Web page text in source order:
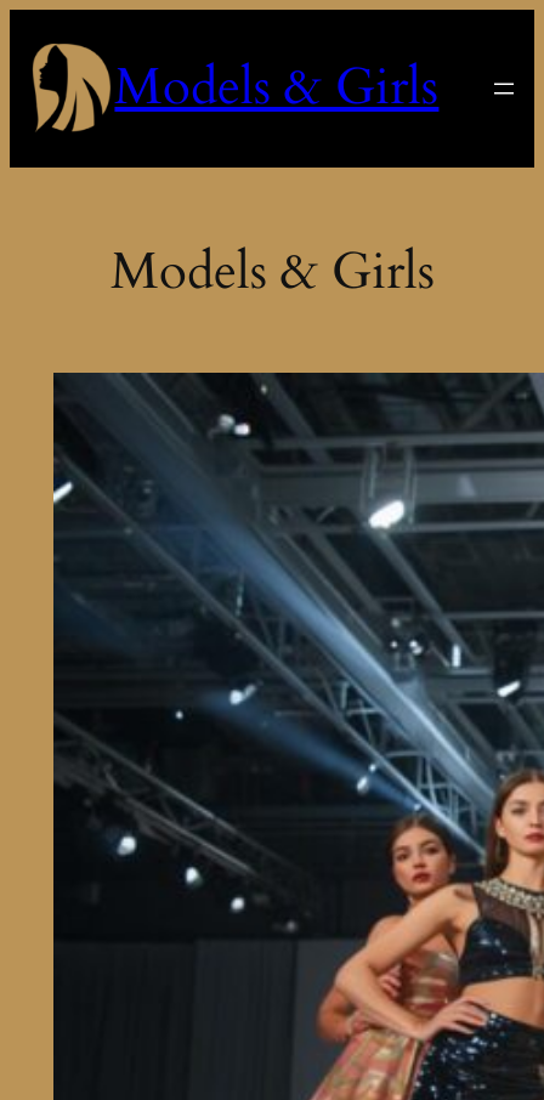
contenido
Models & Girls
Models & Girls